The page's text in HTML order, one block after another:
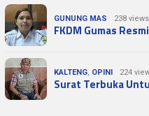
GUNUNG MAS 238 views
FKDM Gumas
KALTENG, OPINI 224
Surat Terbuka